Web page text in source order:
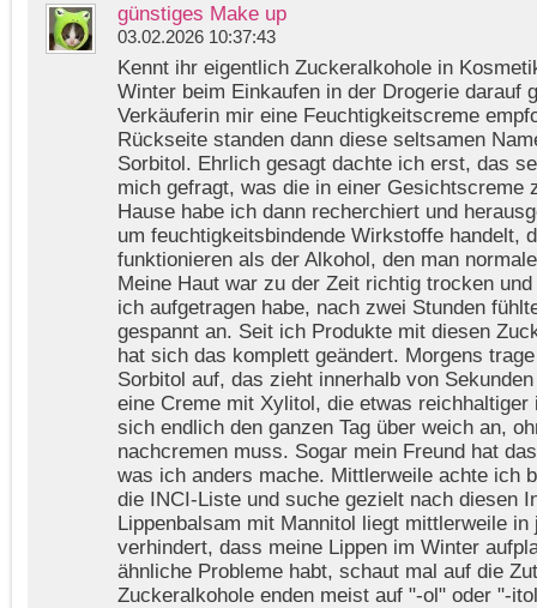
günstiges Make up
03.02.2026 10:37:43
Kennt ihr eigentlich Zuckeralkohole in
Winter beim Einkaufen in der Drogerie darauf
Verkäuferin mir eine Feuchtigkeitscreme
Rückseite standen dann diese seltsamen
Sorbitol. Ehrlich gesagt dachte ich erst, das
mich gefragt, was die in einer Gesichtscreme
Hause habe ich dann recherchiert und
um feuchtigkeitsbindende Wirkstoffe handelt,
funktionieren als der Alkohol, den man
Meine Haut war zu der Zeit richtig trocken
ich aufgetragen habe, nach zwei Stunden
gespannt an. Seit ich Produkte mit diesen
hat sich das komplett geändert. Morgens
Sorbitol auf, das zieht innerhalb von
eine Creme mit Xylitol, die etwas reichhaltiger
sich endlich den ganzen Tag über weich an,
nachcremen muss. Sogar mein Freund hat
was ich anders mache. Mittlerweile achte ich
die INCI-Liste und suche gezielt nach diesen
Lippenbalsam mit Mannitol liegt mittlerweile in
verhindert, dass meine Lippen im Winter
ähnliche Probleme habt, schaut mal auf die
Zuckeralkohole enden meist auf "-ol" oder "-